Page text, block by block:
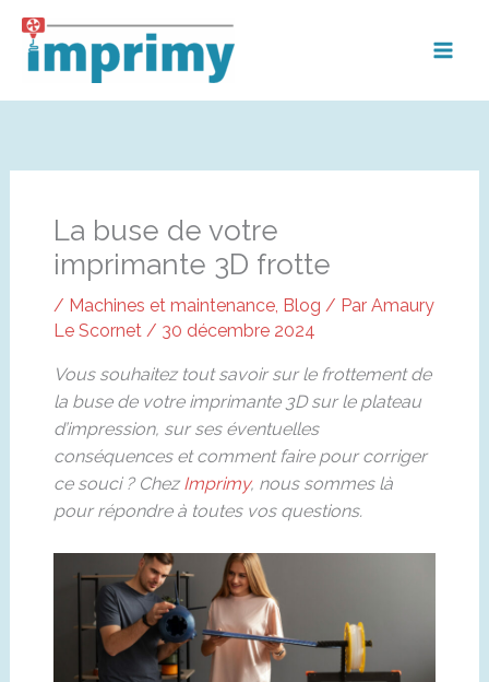
Aller
contenu
La buse de votre
imprimante 3D frotte
/ Machines et maintenance, Blog / Par Amaury
Le Scornet / 30 décembre 2024
Vous souhaitez tout savoir sur le frottement de
la buse de votre imprimante 3D sur le plateau
d’impression, sur ses éventuelles
conséquences et comment faire pour corriger
ce souci ? Chez Imprimy, nous sommes là
pour répondre à toutes vos questions.